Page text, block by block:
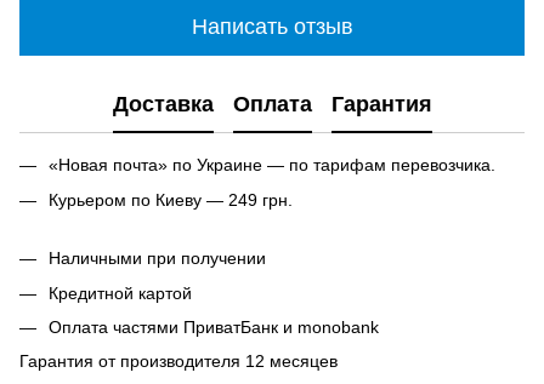
Написать отзыв
Доставка Оплата Гарантия
«Новая почта» по Украине — по тарифам перевозчика.
Курьером по Киеву — 249 грн.
Наличными при получении
Кредитной картой
Оплата частями ПриватБанк и monobank
Гарантия от производителя 12 месяцев